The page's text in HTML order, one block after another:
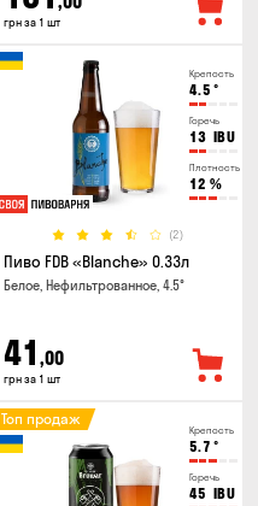
грн за 1 шт
Крепость
4.5 °
Горечь
13 IBU
Плотность
12 %
(2)
Пиво FDB «Blanche» 0.33л
Белое, Нефильтрованное, 4.5°
41 ,00
грн за 1 шт
Крепость
5.7 °
Горечь
45 IBU
Топ продаж